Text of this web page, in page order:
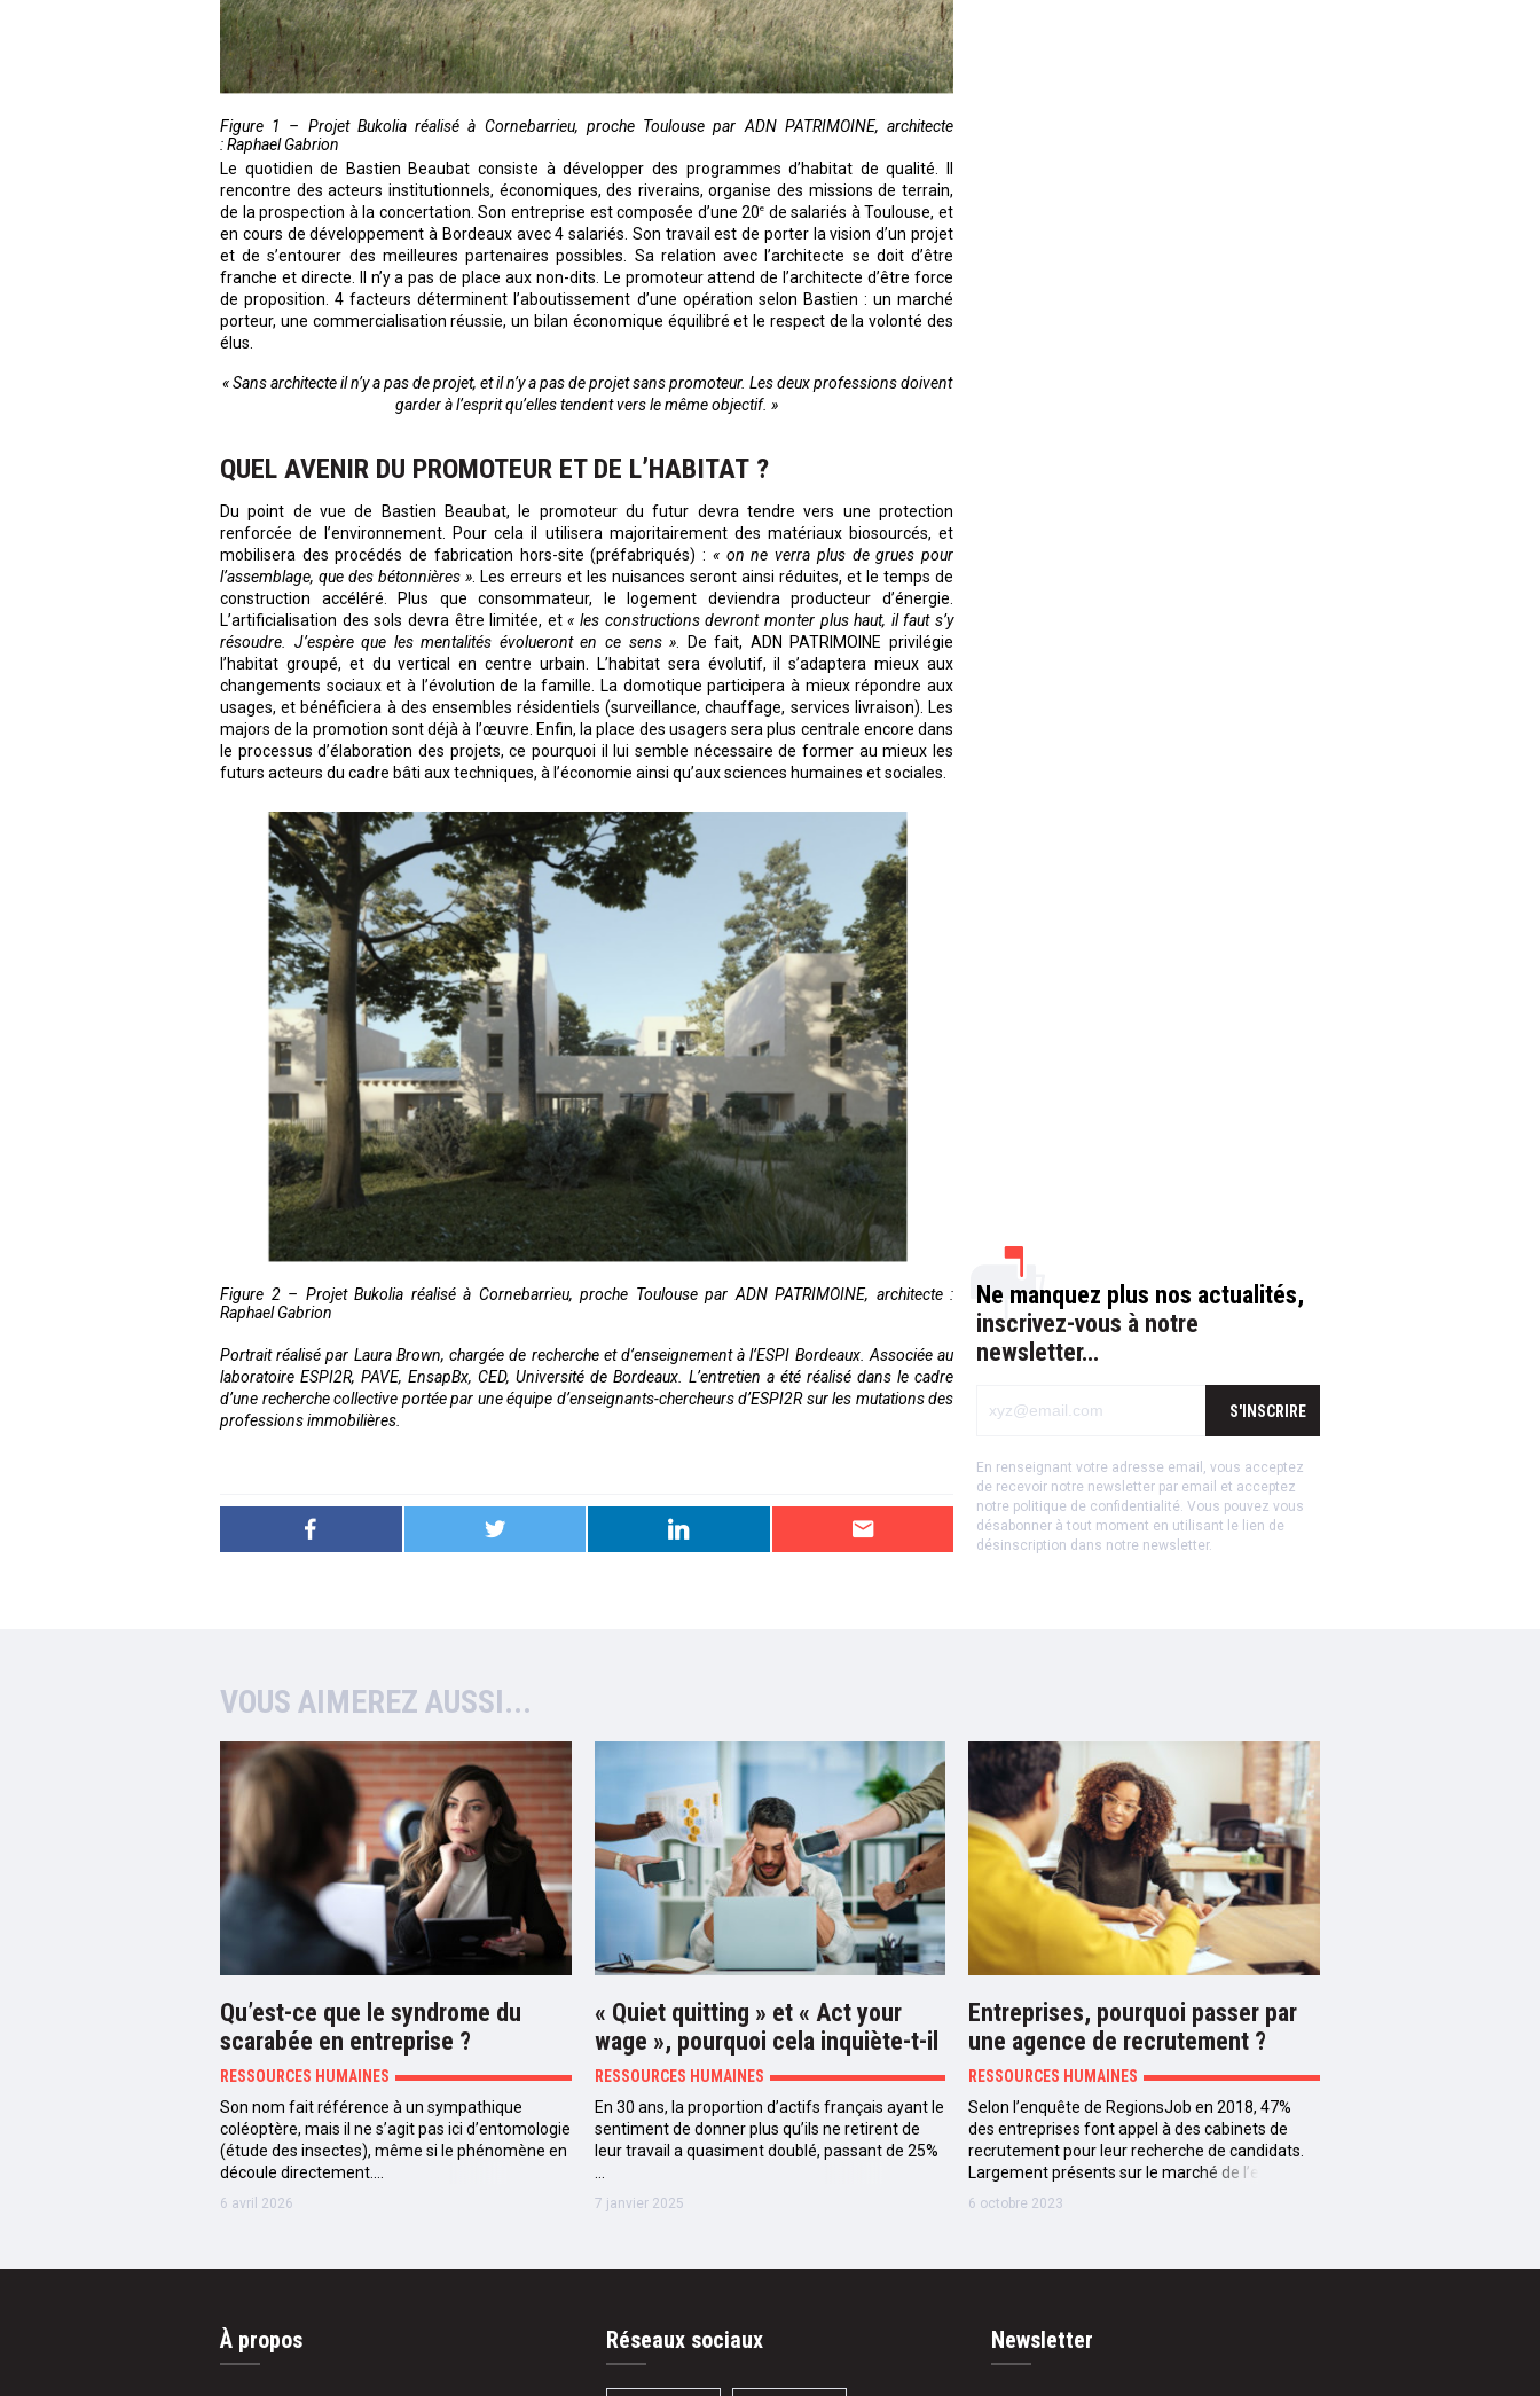
Figure 1 – Projet Bukolia réalisé à Cornebarrieu, proche Toulouse par ADN PATRIMOINE, architecte
: Raphael Gabrion
Le quotidien de Bastien Beaubat consiste à développer des programmes d’habitat de qualité. Il
rencontre des acteurs institutionnels, économiques, des riverains, organise des missions de terrain,
de la prospection à la concertation. Son entreprise est composée d’une 20e de salariés à Toulouse, et
en cours de développement à Bordeaux avec 4 salariés. Son travail est de porter la vision d’un projet
et de s’entourer des meilleures partenaires possibles. Sa relation avec l’architecte se doit d’être
franche et directe. Il n’y a pas de place aux non-dits. Le promoteur attend de l’architecte d’être force
de proposition. 4 facteurs déterminent l’aboutissement d’une opération selon Bastien : un marché
porteur, une commercialisation réussie, un bilan économique équilibré et le respect de la volonté des
élus.
« Sans architecte il n’y a pas de projet, et il n’y a pas de projet sans promoteur. Les deux professions doivent
garder à l’esprit qu’elles tendent vers le même objectif. »
QUEL AVENIR DU PROMOTEUR ET DE L’HABITAT ?
Du point de vue de Bastien Beaubat, le promoteur du futur devra tendre vers une protection
renforcée de l’environnement. Pour cela il utilisera majoritairement des matériaux biosourcés, et
mobilisera des procédés de fabrication hors-site (préfabriqués) : « on ne verra plus de grues pour
l’assemblage, que des bétonnières » . Les erreurs et les nuisances seront ainsi réduites, et le temps de
construction accéléré. Plus que consommateur, le logement deviendra producteur d’énergie.
L’artificialisation des sols devra être limitée, et« les constructions devront monter plus haut, il faut s’y
résoudre. J’espère que les mentalités évolueront en ce sens » . De fait, ADN PATRIMOINE privilégie
l’habitat groupé, et du vertical en centre urbain. L’habitat sera évolutif, il s’adaptera mieux aux
changements sociaux et à l’évolution de la famille. La domotique participera à mieux répondre aux
usages, et bénéficiera à des ensembles résidentiels (surveillance, chauffage, services livraison). Les
majors de la promotion sont déjà à l’œuvre. Enfin, la place des usagers sera plus centrale encore dans
le processus d’élaboration des projets, ce pourquoi il lui semble nécessaire de former au mieux les
futurs acteurs du cadre bâti aux techniques, à l’économie ainsi qu’aux sciences humaines et sociales.
Figure 2 – Projet Bukolia réalisé à Cornebarrieu, proche Toulouse par ADN PATRIMOINE, architecte :
Raphael Gabrion
Portrait réalisé par Laura Brown, chargée de recherche et d’enseignement à l’ESPI Bordeaux. Associée au
laboratoire ESPI2R, PAVE, EnsapBx, CED, Université de Bordeaux. L’entretien a été réalisé dans le cadre
d’une recherche collective portée par une équipe d’enseignants-chercheurs d’ESPI2R sur les mutations des
professions immobilières.
Ne manquez plus nos actualités,
inscrivez-vous à notre
newsletter…
S'INSCRIRE
En renseignant votre adresse email, vous acceptez
de recevoir notre newsletter par email et acceptez
notre politique de confidentialité Vous pouvez vous
désabonner à tout moment en utilisant le lien de
désinscription dans notre newsletter.
VOUS AIMEREZ AUSSI
Qu’est-ce que le syndrome du
scarabée en entreprise ?
RESSOURCES HUMAINES
Son nom fait référence à un sympathique
coléoptère, mais il ne s’agit pas ici d’entomologie
(étude des insectes), même si le phénomène en
découle directement.…
6 avril 2026
« Quiet quitting » et « Act your
wage », pourquoi cela inquiète-t-il
les entreprises ?
RESSOURCES HUMAINES
En 30 ans, la proportion d’actifs français ayant le
sentiment de donner plus qu’ils ne retirent de
leur travail a quasiment doublé, passant de 25%
7 janvier 2025
Entreprises, pourquoi passer par
une agence de recrutement ?
RESSOURCES HUMAINES
Selon l’enquête de RegionsJob en 2018, 47%
des entreprises font appel à des cabinets de
recrutement pour leur recherche de candidats.
Largement présents sur le marché de l’emploi,…
6 octobre 2023
À propos Réseaux sociaux Newsletter